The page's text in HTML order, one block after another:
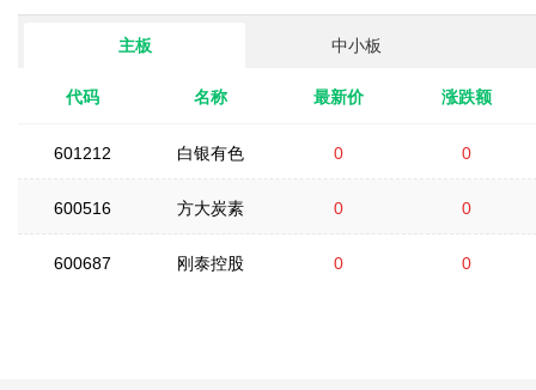
主板 中小板
代码 名称 最新价 涨跌额
601212 白银有色 0 0
600516 方大炭素 0 0
600687 刚泰控股 0 0